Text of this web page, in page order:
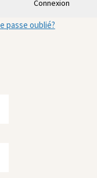
Connexion
passe oublié?